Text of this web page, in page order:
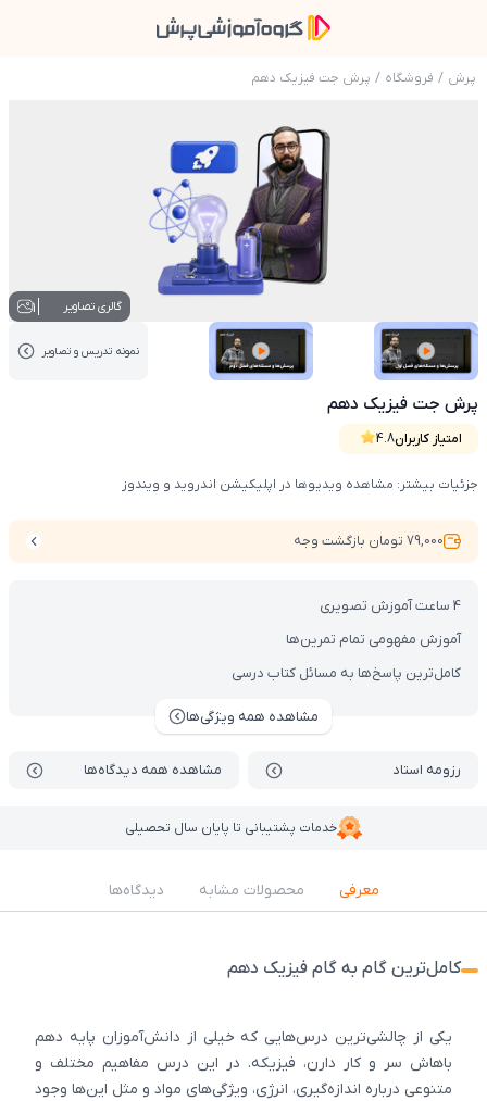
پرش / فروشگاه / پرش جت فیزیک دهم
عکس محصول پرش جت فیزیک دهم
گالری تصاویر 1
عکس کاور نمونه تدریس
نمونه تدریس‌ و تصاویر
پرش جت فیزیک دهم
امتیاز کاربران4.8
4 ساعت آموزش تصویری
آموزش مفهومی تمام تمرین‌ها
کامل‌ترین پاسخ‌ها به مسائل کتاب درسی
مشاهده همه ویژگی‌ها
رزومه استاد مشاهده همه دیدگاه‌ها
خدمات پشتیبانی تا پایان سال تحصیلی
جزئیات بیشتر: مشاهده ویدیوها در اپلیکیشن اندروید و ویندوز
79,000 تومان بازگشت وجه
معرفی محصولات مشابه دیدگاه‌ها
کامل‌ترین گام به گام فیزیک دهم
یکی از چالشی‌ترین درس‌‎هایی که خیلی از دانش‌آموزان پایه دهم
باهاش سر و کار دارن، فیزیکه. در این درس مفاهیم مختلف و
متنوعی درباره اندازه‌گیری، انرژی، ویژگی‌های مواد و مثل این‌ها وجود